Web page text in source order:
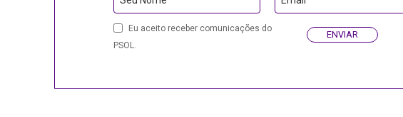
Eu aceito receber comunicações do
PSOL.
ENVIAR